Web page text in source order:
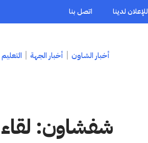
للإعلان لدينا اتصل بنا
أخبار الشاون أخبار الجهة
شفشاون: لقاء